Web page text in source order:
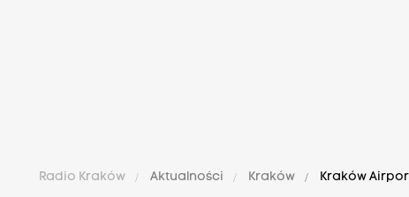
Radio Kraków Aktualności Kraków Kraków